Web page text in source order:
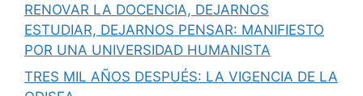
RENOVAR LA DOCENCIA, DEJARNOS
ESTUDIAR, DEJARNOS PENSAR: MANIFIESTO
POR UNA UNIVERSIDAD HUMANISTA
TRES MIL AÑOS DESPUÉS: LA VIGENCIA DE LA